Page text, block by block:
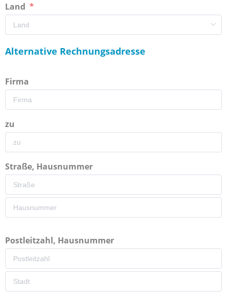
Land
Alternative Rechnungsadresse
Firma
zu
Straße, Hausnummer
Postleitzahl, Hausnummer